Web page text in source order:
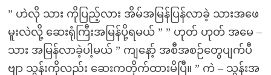
” ဟဲလို သား ကိုပြည့်လား အိမ်အမြန်ပြန်လာခဲ့ သားအဖေ
မူးလဲလို့ ဆေးရုံကြီးအမြန်ပို့ရမယ် ” ” ဟုတ် ဟုတ် အမေ –
သား အမြန်လာခဲ့ပါ့မယ် ” ကျနော့် အစီအစဉ်တွေပျက်ပီ
ဗျာ သွန်းကိုလည်း ဆေးကတိုက်ထားမိပြီ။ ” ကဲ – သွန်းအ